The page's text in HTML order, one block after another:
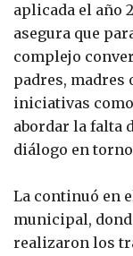
aplicada el año
asegura que
complejo
padres, madres
iniciativas
abordar la falta
diálogo en
La continuó en
municipal,
realizaron los